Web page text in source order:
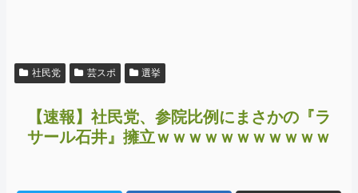
社民党 芸スポ 選挙
【速報】社民党、参院比例にまさかの『ラ
サール石井』擁立ｗｗｗｗｗｗｗｗｗｗｗ